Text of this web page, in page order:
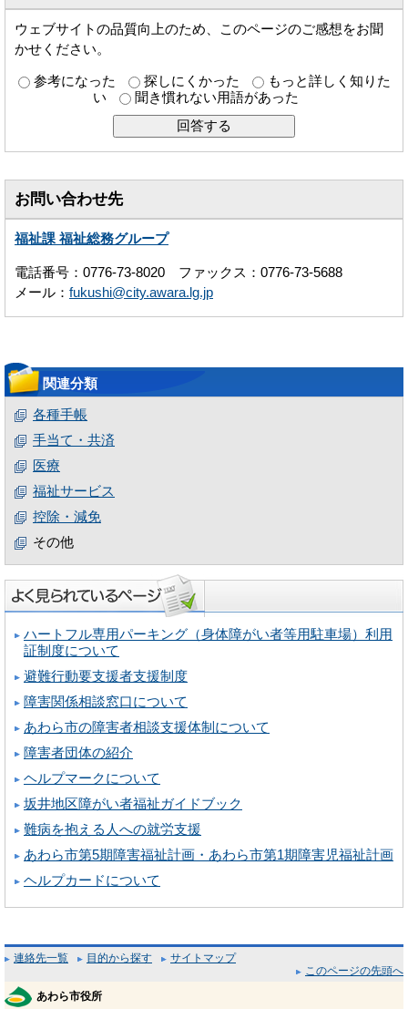
ウェブサイトの品質向上のため、このページのご感想をお聞
かせください。
参考になった 探しにくかった
もっと詳しく知りた
い
聞き慣れない用語があった
お問い合わせ先
福祉課 福祉総務グループ
電話番号：0776-73-8020 ファックス：0776-73-5688
メール： fukushi@city.awara.lg.jp
関連分類
各種手帳
手当て・共済
医療
福祉サービス
控除・減免
その他
ハートフル専用パーキング（身体障がい者等用駐車場）利用
証制度について
避難行動要支援者支援制度
障害関係相談窓口について
あわら市の障害者相談支援体制について
障害者団体の紹介
ヘルプマークについて
坂井地区障がい者福祉ガイドブック
難病を抱える人への就労支援
あわら市第5期障害福祉計画・あわら市第1期障害児福祉計画
ヘルプカードについて
連絡先一覧 目的から探す
サイトマップ
このページの先頭へ
あわら市役所